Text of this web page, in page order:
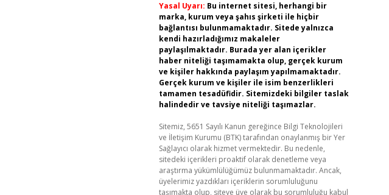
Yasal Uyarı: Bu internet sitesi, herhangi bir
marka, kurum veya şahıs şirketi ile hiçbir
bağlantısı bulunmamaktadır. Sitede yalnızca
kendi hazırladığımız makaleler
paylaşılmaktadır. Burada yer alan içerikler
haber niteliği taşımamakta olup, gerçek kurum
ve kişiler hakkında paylaşım yapılmamaktadır.
Gerçek kurum ve kişiler ile isim benzerlikleri
tamamen tesadüfidir. Sitemizdeki bilgiler taslak
halindedir ve tavsiye niteliği taşımazlar.
Sitemiz, 5651 Sayılı Kanun gereğince Bilgi Teknolojileri
ve İletişim Kurumu (BTK) tarafından onaylanmış bir Yer
Sağlayıcı olarak hizmet vermektedir. Bu nedenle,
sitedeki içerikleri proaktif olarak denetleme veya
araştırma yükümlülüğümüz bulunmamaktadır. Ancak,
üyelerimiz yazdıkları içeriklerin sorumluluğunu
taşımakta olup, siteye üye olarak bu sorumluluğu kabul